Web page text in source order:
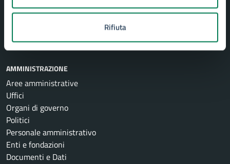
Rifiuta
AMMINISTRAZIONE
Aree amministrative
Uffici
Organi di governo
Politici
Personale amministrativo
Enti e fondazioni
Documenti e Dati